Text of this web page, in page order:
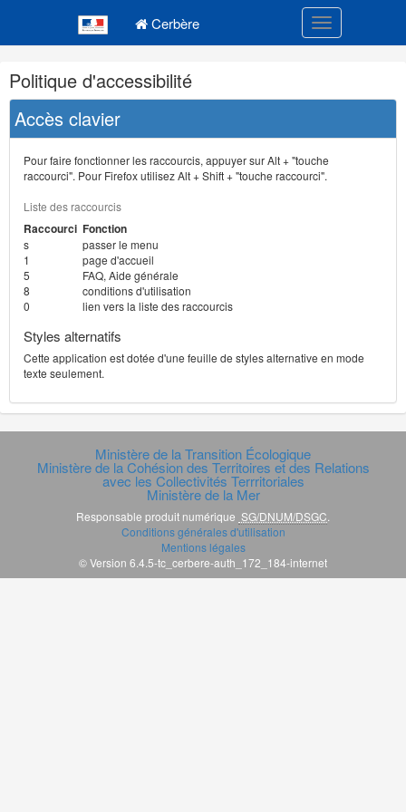
Cerbère Toggle
Navigation
et
outils
annexes
Politique d'accessibilité
Accès clavier
Pour faire fonctionner les raccourcis, appuyer sur Alt + "touche
raccourci". Pour Firefox utilisez Alt + Shift + "touche raccourci".
Liste des raccourcis
Raccourci Fonction
s
passer le menu
1
page d'accueil
5
FAQ, Aide générale
8
conditions d'utilisation
0
lien vers la liste des raccourcis
Styles alternatifs
Cette application est dotée d'une feuille de styles alternative en mode
texte seulement.
Ministère de la Transition Écologique
Ministère de la Cohésion des Territoires et des Relations
avec les Collectivités Terrritoriales
Ministère de la Mer
Responsable produit numérique SG/DNUM/DSGC
Conditions générales d'utilisation
Mentions légales
© Version 6.4.5-tc_cerbere-auth_172_184-internet